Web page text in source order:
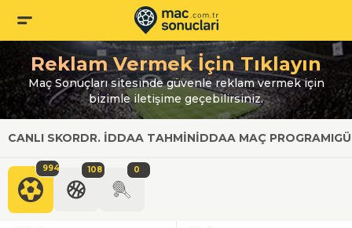
Reklam Vermek İçin Tıklayın
Maç Sonuçları sitesinde güvenle reklam vermek için
bizimle iletişime geçebilirsiniz.
CANLI SKORDR. İDDAA TAHMINİDDAA MAÇ PROGRAMI
994 108 0